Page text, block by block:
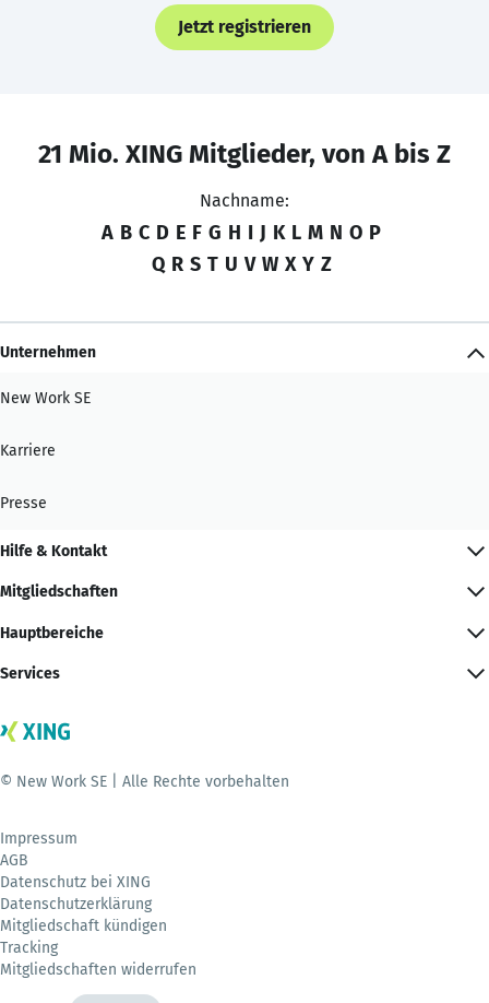
Jetzt registrieren
21 Mio. XING Mitglieder, von A bis Z
Nachname:
A B C D E F G H I J K L M N O P
Q R S T U V W X Y Z
Unternehmen
New Work SE
Karriere
Presse
Hilfe & Kontakt
Mitgliedschaften
Hauptbereiche
Services
© New Work SE | Alle Rechte vorbehalten
Impressum
AGB
Datenschutz bei XING
Datenschutzerklärung
Mitgliedschaft kündigen
Tracking
Mitgliedschaften widerrufen